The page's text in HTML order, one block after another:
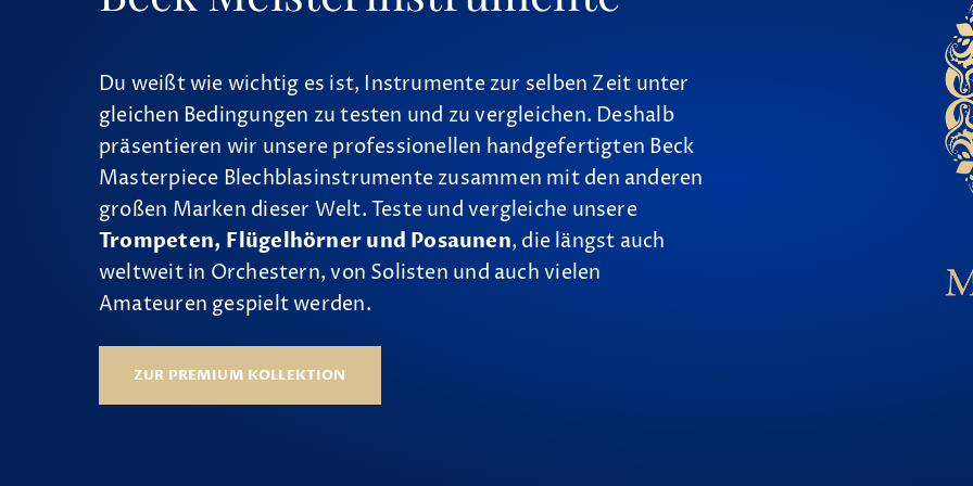
Du weißt wie wichtig es ist, Instrumente zur selben Zeit unter
gleichen Bedingungen zu testen und zu vergleichen. Deshalb
präsentieren wir unsere professionellen handgefertigten Beck
Masterpiece Blechblasinstrumente zusammen mit den anderen
großen Marken dieser Welt. Teste und vergleiche unsere
Trompeten, Flügelhörner und Posaunen, die längst auch
weltweit in Orchestern, von Solisten und auch vielen
Amateuren gespielt werden.
ZUR PREMIUM KOLLEKTION